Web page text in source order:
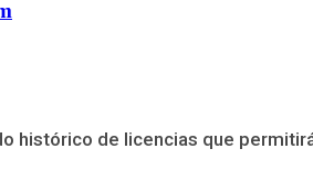
histórico de licencias que